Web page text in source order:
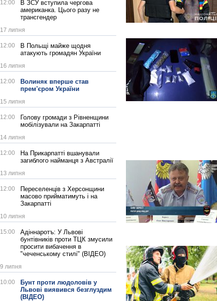
12:00
В ЗСУ вступила чергова
американка. Цього разу не
трансгендер
17 липня
12:00
В Польщі майже щодня
атакують громадян України
16 липня
12:00
Волиняк вперше став
прем'єром України
15 липня
12:00
Голову громади з Рівненщини
мобілізували на Закарпатті
14 липня
12:00
На Прикарпатті вшанували
загиблого найманця з Австралії
13 липня
12:00
Переселенців з Херсонщини
масово прийматимуть і на
Закарпатті
10 липня
15:00
Адіннаротъ: У Львові
бунтівників проти ТЦК змусили
просити вибачення в
"чеченському стилі" (ВІДЕО)
9 липня
10:00
Бунт проти людоловів у
Львові виявився безглуздим
(ВІДЕО)